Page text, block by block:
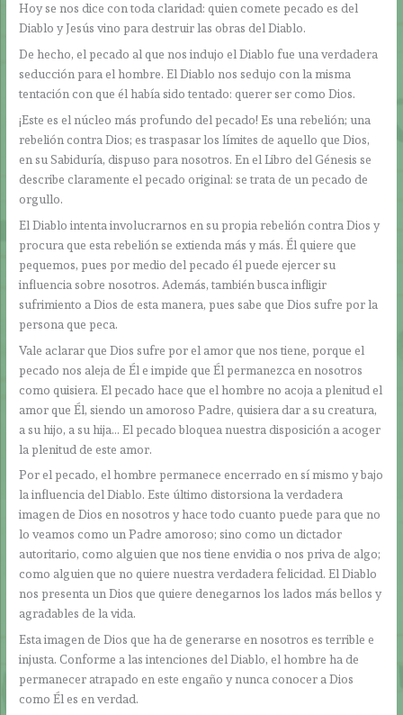
Hoy se nos dice con toda claridad: quien comete pecado es del
Diablo y Jesús vino para destruir las obras del Diablo.
De hecho, el pecado al que nos indujo el Diablo fue una verdadera
seducción para el hombre. El Diablo nos sedujo con la misma
tentación con que él había sido tentado: querer ser como Dios.
¡Este es el núcleo más profundo del pecado! Es una rebelión; una
rebelión contra Dios; es traspasar los límites de aquello que Dios,
en su Sabiduría, dispuso para nosotros. En el Libro del Génesis se
describe claramente el pecado original: se trata de un pecado de
orgullo.
El Diablo intenta involucrarnos en su propia rebelión contra Dios y
procura que esta rebelión se extienda más y más. Él quiere que
pequemos, pues por medio del pecado él puede ejercer su
influencia sobre nosotros. Además, también busca infligir
sufrimiento a Dios de esta manera, pues sabe que Dios sufre por la
persona que peca.
Vale aclarar que Dios sufre por el amor que nos tiene, porque el
pecado nos aleja de Él e impide que Él permanezca en nosotros
como quisiera. El pecado hace que el hombre no acoja a plenitud el
amor que Él, siendo un amoroso Padre, quisiera dar a su creatura,
a su hijo, a su hija… El pecado bloquea nuestra disposición a acoger
la plenitud de este amor.
Por el pecado, el hombre permanece encerrado en sí mismo y bajo
la influencia del Diablo. Este último distorsiona la verdadera
imagen de Dios en nosotros y hace todo cuanto puede para que no
lo veamos como un Padre amoroso; sino como un dictador
autoritario, como alguien que nos tiene envidia o nos priva de algo;
como alguien que no quiere nuestra verdadera felicidad. El Diablo
nos presenta un Dios que quiere denegarnos los lados más bellos y
agradables de la vida.
Esta imagen de Dios que ha de generarse en nosotros es terrible e
injusta. Conforme a las intenciones del Diablo, el hombre ha de
permanecer atrapado en este engaño y nunca conocer a Dios
como Él es en verdad.